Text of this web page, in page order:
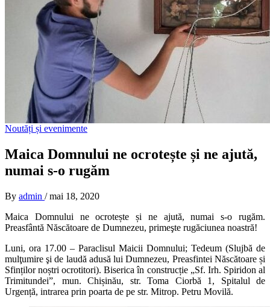
Noutăți și evenimente
Maica Domnului ne ocrotește și ne ajută,
numai s-o rugăm
By admin / mai 18, 2020
Maica Domnului ne ocrotește și ne ajută, numai s-o rugăm.
Preasfântă Născătoare de Dumnezeu, primeşte rugăciunea noastră!
Luni, ora 17.00 – Paraclisul Maicii Domnului; Tedeum (Slujbă de
mulţumire şi de laudă adusă lui Dumnezeu, Preasfintei Născătoare și
Sfinților noștri ocrotitori). Biserica în construcție „Sf. Irh. Spiridon al
Trimitundei”, mun. Chișinău, str. Toma Ciorbă 1, Spitalul de
Urgență, intrarea prin poarta de pe str. Mitrop. Petru Movilă.